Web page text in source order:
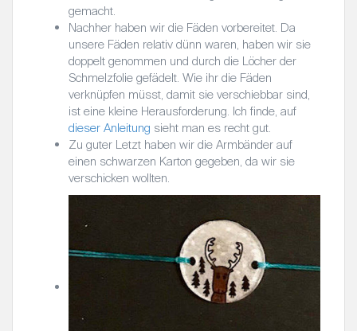
gemacht.
Nachher haben wir die Fäden vorbereitet. Da
unsere Fäden relativ dünn waren, haben wir sie
doppelt genommen und durch die Löcher der
Schmelzfolie gefädelt. Wie ihr die Fäden
verknüpfen müsst, damit sie verschiebbar sind,
ist eine kleine Herausforderung. Ich finde, auf
dieser Anleitung sieht man es recht gut.
Zu guter Letzt haben wir die Armbänder auf
einen schwarzen Karton gegeben, da wir sie
verschicken wollten.